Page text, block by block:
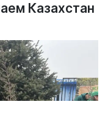
Казахстан